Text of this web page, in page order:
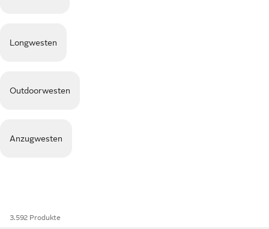
Longwesten
Outdoorwesten
Anzugwesten
3.592 Produkte